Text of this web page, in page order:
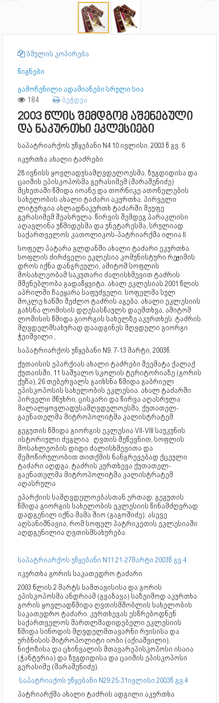
ბმულის კოპირება
წიგნები
გამოჩენილი ადამიანები სრული სია
184 ბეჭდვა
2003 წლის შემდგომ აშენებული
და ნაკურთხი ეკლესიები
საპატრიარქოს უწყებანი N4 10 ივლისი. 2003 წ გვ. 6
იკურთხა ახალი ტაძრები
28 ივნისს ყოვლადუსამღვდელოესმა, ზუგდიდისა და
ცაიშის ეპისკოპოსმა გერასიმემ (შარაშენიძე)
მცხეთაში წმიდა იოანე და თორნიკე ათონელების
სახელობის ახალი ტაძარი აკურთხა. პირველი
ლიტურგია ახლადნაკურთხ ტაძარში მეუფე
გერასიმემ შეასრულა. წირვის შემდეგ პარაკლისი
აღავლინა უწმიდესმა და უნეტარესმა, სრულიად
საქართველოს კათოლიკოს-პატრიარქმა ილია II.
სოფელ პატარა გლდანში ახალი ტაძარი ეკურთხა.
სოფლის ძირძველი ეკლესია კომუნისტური რეჟიმის
დროს იქნა დანგრეული, ამიტომ სოფლის
მოსახლეობამ საკუთარი ძალისხმევით ტაძრის
მშენებლობა გადაწყვიტა. ახალ ეკლესიას 2001 წლის
აპრილში ჩაეყარა საფუძველი. სოფელმა სულ
მოკლე ხანში შეძლო ტაძრის აგება. ახალი ეკლესიის
გახსნა ლომისის დღესასწაულს დაემთხვა, ამიტომ
ლომისის წმიდა გიორგის სახელზე აკურთხეს. ტაძრის
მღვდელმსახურად დაადგინეს მღვდელი გიორგი
ჭეიშვილი.,
საპატრიარქოს უწყებანი N9. 7-13 მარტი, 2003წ.
ქუთაისის ეპარქიას ახალი ტაძრები შეემატა ქალაქ
ქუთაისში, 11 საშუალო სკოლის ტერიტორიაზე (გორის
ქუჩა), 26 თებერვალს გაიხსნა წმიდა გაბრიელ
ეპისკოპოსის სახელობის ეკლესია. ახალ ტაძარში
პირველი მწუხრი, ცისკარი და წირვა აღასრულა
მალალყოვლადუსამღვდელოესმა, ქუთათელ-
გაენათელმა მიტროპოლიტმა კალისტრატემ.
გეგუთის წმიდა გიორგის ეკლესია VII-VIII საუკუნის
ისტორიული ძეგლია. ღვთის შეწევნით, სოფლის
მოსახლეობის დიდი ძალისხმევითა და
შემოწირულობით თითქმის ნანგრევებად ქცეული
ტაძარი აღდგა. ტაძრის კურთხევა ქუთათელ-
გაენათელმა მიტროპოლიტმა კალისტრატემ
აღასრულა
ეპარქიის სამღვდელოებასთან ერთად. გეგუთის
წმიდა გიორგის სახელობის ეკლესიის წინამძღვრად
დადგენილ იქნა მამა შიო (გაგოშიძე). ასევე
აღსანიშნავია, რომ სოფელ პატრიკეთის ეკლესიაში
აღდგენილია ღვთისმსახურება.
საპატრიარქოს უწყებანი N11 21-27მარტი 2003წ გვ.4
იკურთხა გორის საკათედრო ტაძარი
2003 წლის 2 მარტს სამთავისისა და გორის
ეპისკოპოსმა ანდრიამ (გვაზავა) საზეიმოდ აკურთხა
გორის ყოვლადწმიდა ღვთისმშობლის სახელობის
საკათედრო ტაძარი. კურთხევას ესწრებოდნენ
საქართველოს მართლმადიდებელი ეკლესიის
წმიდა სინოდის მღვდელმთავარნი რუისისა და
ურბნისის მიტროპოლიტი იობი (აქიაშვილი),
ნიქოზისა და ცხინვალის მთავარეპისკოპოსი ისაია
(ჭანტურია) და ზუგდიდისა და ცაიშის ეპისკოპოსი
გერასიმე (შარაშენიძე).
საპატრიაქოს უწყებანი N29 25-31ივლისი 2003წ გვ.4
პატრიარქმა ახალი ტაძრის ადგილი აკურთხა